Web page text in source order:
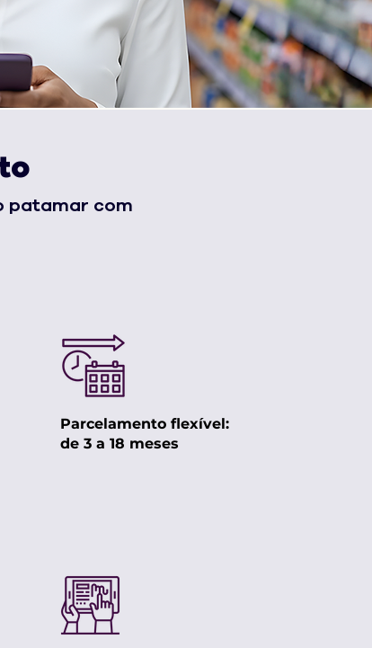
patamar com
Parcelamento flexível:
de 3 a 18 meses